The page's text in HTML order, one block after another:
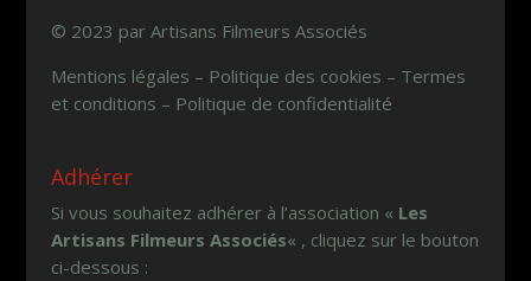
© 2023 par Artisans Filmeurs Associés
Mentions légales – Politique des cookies – Termes
et conditions – Politique de confidentialité
Adhérer
Si vous souhaitez adhérer à l’association « Les
Artisans Filmeurs Associés« , cliquez sur le bouton
ci-dessous :